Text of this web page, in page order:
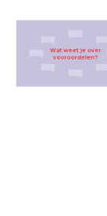
Wat weet je over
vooroordelen?